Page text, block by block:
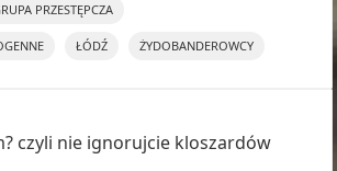
PRZESTĘPCZA
ŁÓDŹ ŻYDOBANDEROWCY
czyli nie ignorujcie kloszardów